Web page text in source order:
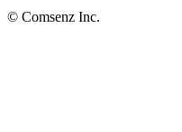
© Comsenz Inc.